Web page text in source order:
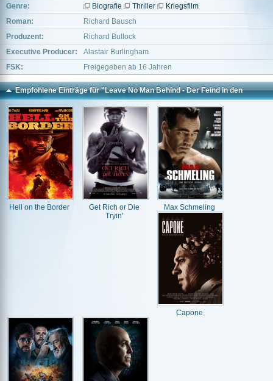
Genre:
Biografie Thriller
Kriegsfilm
Roman:
Richard Bausch
Produzent:
Richard Bullock
Executive Producer:
Alastair Burlingham
FSK:
Freigegeben ab 16 Jahren
Empfohlene Einträge für "Leave No Man Behind - Der Feind in den
eigenen Reihen"
Hell on the Border
Get Rich or Die
Tryin'
Max Schmeling
Capone